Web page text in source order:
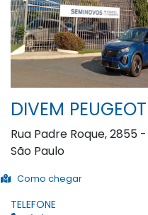
DIVEM PEUGEOT
Rua Padre Roque, 2855
São Paulo
Como chegar
TELEFONE